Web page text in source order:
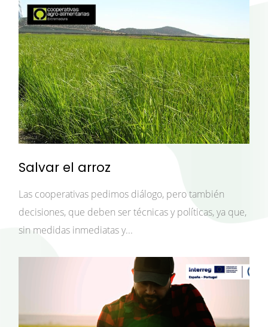
Salvar el arroz
Las cooperativas pedimos diálogo, pero también
decisiones, que deben ser técnicas y políticas, ya que,
sin medidas inmediatas y...